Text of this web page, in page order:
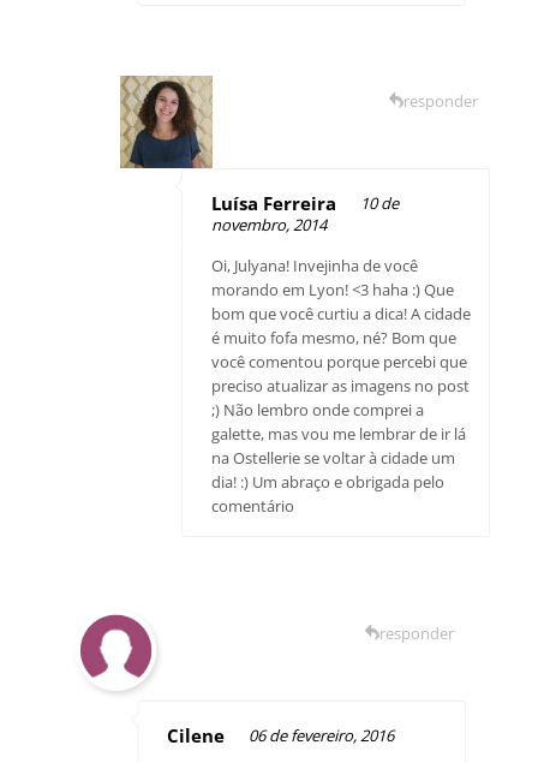
Luísa Ferreira
10 de
novembro, 2014
Oi, Julyana! Invejinha de você
morando em Lyon! <3 haha :) Que
bom que você curtiu a dica! A cidade
é muito fofa mesmo, né? Bom que
você comentou porque percebi que
preciso atualizar as imagens no post
;) Não lembro onde comprei a
galette, mas vou me lembrar de ir lá
na Ostellerie se voltar à cidade um
dia! :) Um abraço e obrigada pelo
comentário
responder
Cilene
06 de fevereiro, 2016
responder